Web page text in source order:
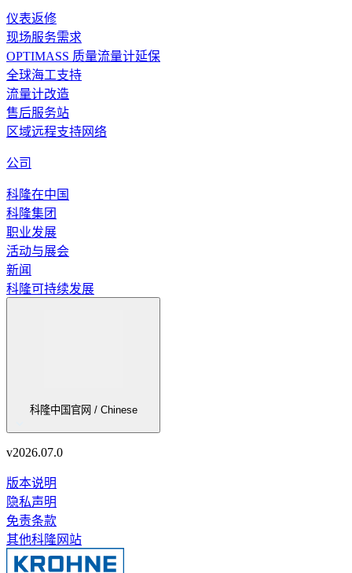
仪表返修
现场服务需求
OPTIMASS 质量流量计延保
全球海工支持
流量计改造
售后服务站
区域远程支持网络
公司
科隆在中国
科隆集团
职业发展
活动与展会
新闻
科隆可持续发展
科隆中国官网 / Chinese
v2026.07.0
版本说明
隐私声明
免责条款
其他科隆网站